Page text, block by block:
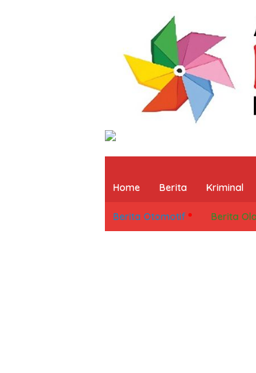
Home Berita Kriminal
Berita Otomotif Berita